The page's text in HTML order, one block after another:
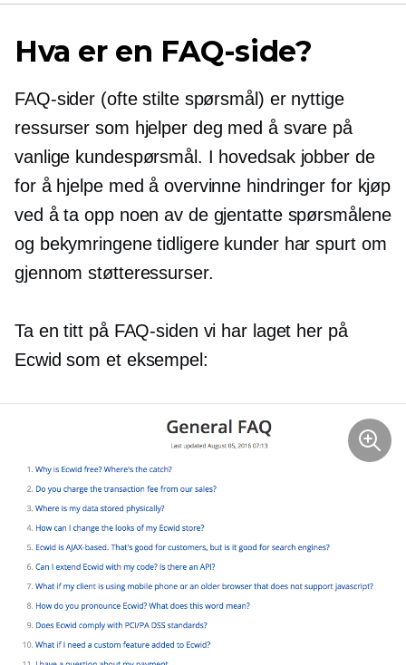
Hva er en FAQ-side?
FAQ-sider (ofte stilte spørsmål) er nyttige
ressurser som hjelper deg med å svare på
vanlige kundespørsmål. I hovedsak jobber de
for å hjelpe med å overvinne hindringer for kjøp
ved å ta opp noen av de gjentatte spørsmålene
og bekymringene tidligere kunder har spurt om
gjennom støtteressurser.
Ta en titt på FAQ-siden vi har laget her på
Ecwid som et eksempel: